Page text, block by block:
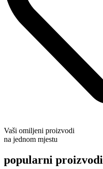
Vaši omiljeni proizvodi
na jednom mjestu
popularni proizvodi